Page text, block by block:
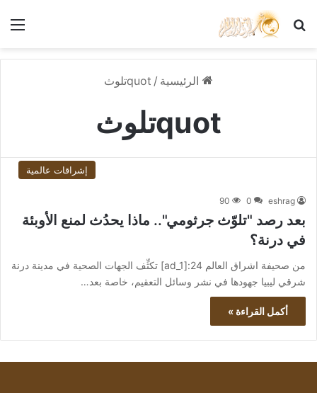
بحث عن
الرئيسية / quotتلوث
quotتلوث
إشراقات عالمية
eshrag
0
90
بعد رصد "تلوّث جرثومي".. ماذا يحدُث لمنع الأوبئة
في درنة؟
من صحيفة اشراق العالم 24:[ad_1] تكثِّف الجهات الصحية في مدينة درنة
شرقي ليبيا جهودها في نشر وسائل التعقيم، خاصة بعد…
أكمل القراءة »